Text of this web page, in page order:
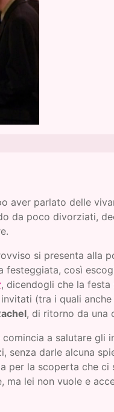
aver parlato delle
da poco divorziati,
si presenta alla
festeggiata, così
, dicendogli che la
(tra i quali
, di ritorno da una
a salutare gli
senza darle alcuna
per la scoperta che ci
ma lei non vuole e